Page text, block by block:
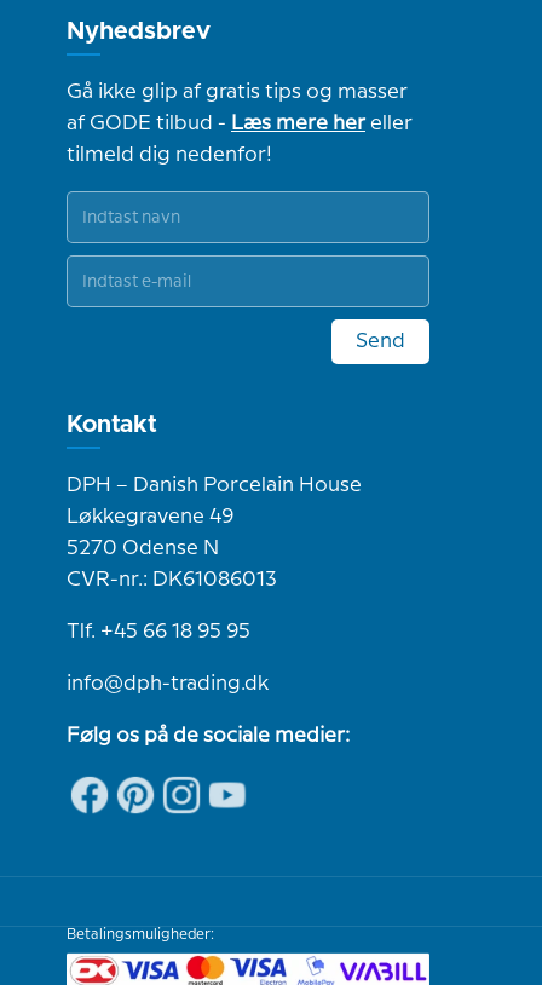
Nyhedsbrev
Gå ikke glip af gratis tips og masser
af GODE tilbud - Læs mere hereller
tilmeld dig nedenfor!
Send
Kontakt
DPH – Danish Porcelain House
Løkkegravene 49
5270 Odense N
CVR-nr.: DK61086013
Tlf. +45 66 18 95 95
info@dph-trading.dk
Følg os på de sociale medier:
Betalingsmuligheder: